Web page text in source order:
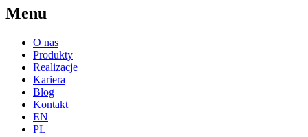
Menu
O nas
Produkty
Realizacje
Kariera
Blog
Kontakt
EN
PL